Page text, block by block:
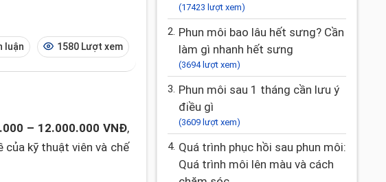
luận 1580 Lượt xem
– 12.000.000 VNĐ,
của kỹ thuật viên và chế
(17423 lượt xem)
2. Phun môi bao lâu hết sưng? Cần
làm gì nhanh hết sưng
(3694 lượt xem)
3. Phun môi sau 1 tháng cần lưu ý
điều gì
(3609 lượt xem)
4. Quá trình phục hồi sau phun môi:
Quá trình môi lên màu và cách